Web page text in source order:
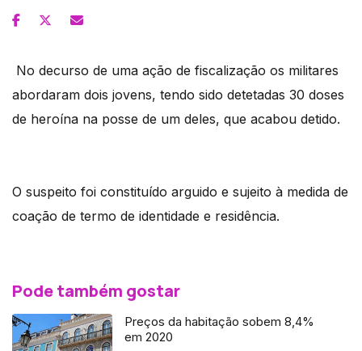
No decurso de uma ação de fiscalização os militares
abordaram dois jovens, tendo sido detetadas 30 doses
de heroína na posse de um deles, que acabou detido.
O suspeito foi constituído arguido e sujeito à medida de
coação de termo de identidade e residência.
Pode também gostar
Preços da habitação sobem 8,4%
em 2020